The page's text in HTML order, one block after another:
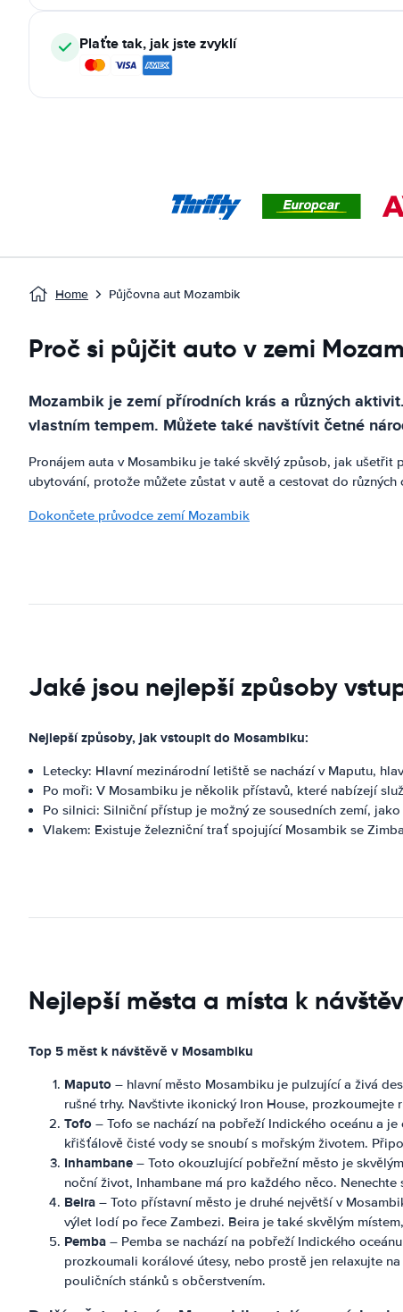
Plaťte tak, jak jste zvyklí
Home Půjčovna aut Mozambik
Proč si půjčit auto v zemi
Mozambik je zemí přírodních krás a různých
vlastním tempem. Můžete také navštívit četné
Pronájem auta v Mosambiku je také skvělý způsob, jak
ubytování, protože můžete zůstat v autě a cestovat do
Dokončete průvodce zemí Mozambik
Jaké jsou nejlepší způsoby
Nejlepší způsoby, jak vstoupit do Mosambiku:
Letecky: Hlavní mezinárodní letiště se nachází v Maputu,
Po moři: V Mosambiku je několik přístavů, které nabízejí
Po silnici: Silniční přístup je možný ze sousedních zemí,
Vlakem: Existuje železniční trať spojující Mosambik se
Nejlepší města a místa k
Top 5 měst k návštěvě v Mosambiku
Maputo – hlavní město Mosambiku je pulzující a živá
rušné trhy. Navštivte ikonický Iron House,
Tofo – Tofo se nachází na pobřeží Indického oceánu a
křišťálově čisté vody se snoubí s mořským životem.
Inhambane – Toto okouzlující pobřežní město je
noční život, Inhambane má pro každého něco.
Beira – Toto přístavní město je druhé největší v
výlet lodí po řece Zambezi. Beira je také skvělým
Pemba – Pemba se nachází na pobřeží Indického
prozkoumali korálové útesy, nebo prostě jen relaxujte
pouličních stánků s občerstvením.